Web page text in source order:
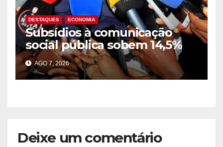
DESTAQUES ECONOMIA
Subsídios à comunicação
social pública sobem 14,5%
para 39,2 mil milhões Kz em
2025
AGO 7, 2026
Deixe um comentário